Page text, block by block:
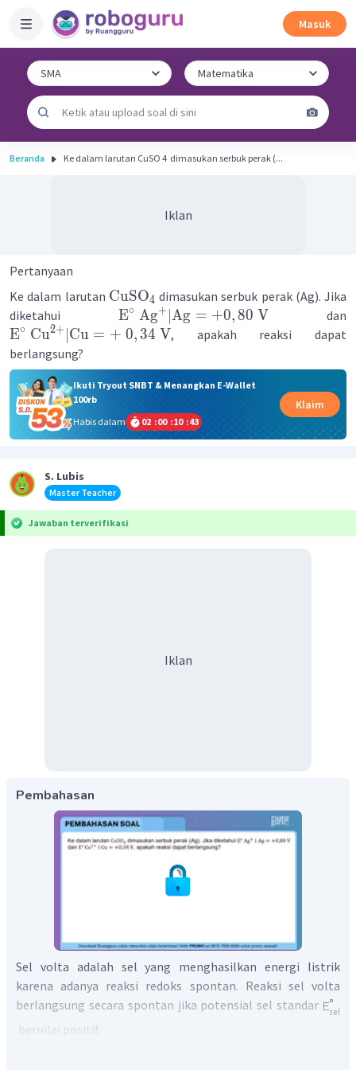
Masuk
Beranda Ke dalam larutan CuSO 4 ​ dimasukan serbuk perak (...
Iklan
Pertanyaan
Ke dalam larutan CuSO4 dimasukan serbuk perak (Ag). Jika
diketahui E∘ Ag+ Ag = +0,80 V dan
E∘ Cu2+ Cu = + 0, 34 V, apakah reaksi dapat
berlangsung?
Ikuti Tryout SNBT & Menangkan E-Wallet
100rb
Habis dalam
02 :00 :10 :43
Klaim
S. Lubis
Master Teacher
Jawaban terverifikasi
Iklan
Pembahasan
Sel volta adalah sel yang menghasilkan energi listrik
karena adanya reaksi redoks spontan. Reaksi sel volta
berlangsung secara spontan jika potensial sel standar
bernilai positif.